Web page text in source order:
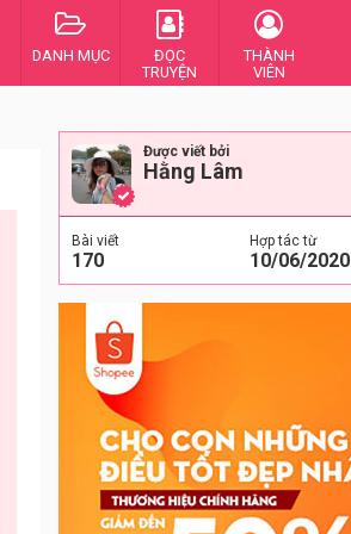
DANH MỤC
ĐỌC
TRUYỆN
THÀNH
VIÊN
Được viết bởi
Hằng Lâm
Bài viết
170
Hợp tác từ
10/06/2020